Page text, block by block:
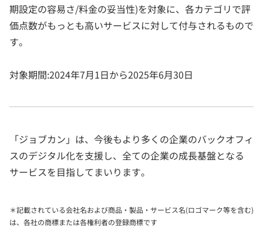
期設定の容易さ/料金の妥当性)を対象に、各カテゴリで評
価点数がもっとも高いサービスに対して付与されるもので
す。
対象期間:2024年7月1日から2025年6月30日
「ジョブカン」は、今後もより多くの企業のバックオフィ
スのデジタル化を支援し、全ての企業の成長基盤となる
サービスを目指してまいります。
＊記載されている会社名および商品・製品・サービス名(ロゴマーク等を含む)
は、各社の商標または各権利者の登録商標です